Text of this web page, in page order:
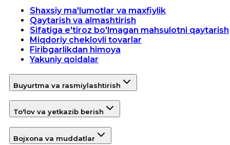
Shaxsiy ma'lumotlar va maxfiylik
Qaytarish va almashtirish
Sifatiga e'tiroz bo'lmagan mahsulotni qaytarish
Miqdoriy cheklovli tovarlar
Firibgarlikdan himoya
Yakuniy qoidalar
Buyurtma va rasmiylashtirish
To'lov va yetkazib berish
Bojxona va muddatlar